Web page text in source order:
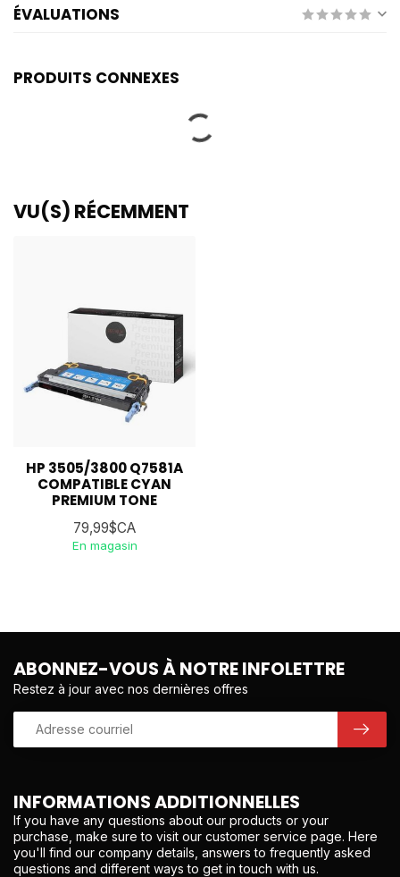
ÉVALUATIONS
PRODUITS CONNEXES
VU(S) RÉCEMMENT
HP 3505/3800 Q7581A
COMPATIBLE CYAN
PREMIUM TONE
79,99$CA
En magasin
INFORMATIONS ADDITIONNELLES
If you have any questions about our products or your
purchase, make sure to visit our customer service page. Here
you'll find our company details, answers to frequently asked
questions and different ways to get in touch with us.
ABONNEZ-VOUS À NOTRE INFOLETTRE
Restez à jour avec nos dernières offres